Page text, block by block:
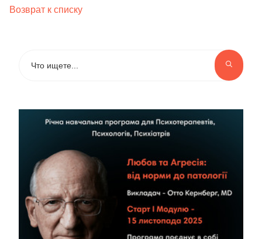
Возврат к списку